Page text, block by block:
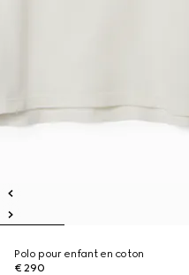
Polo pour enfant en coton
€ 290